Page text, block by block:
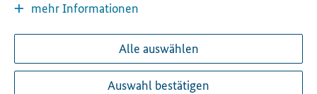
mehr Informationen
Alle auswählen
Auswahl bestätigen